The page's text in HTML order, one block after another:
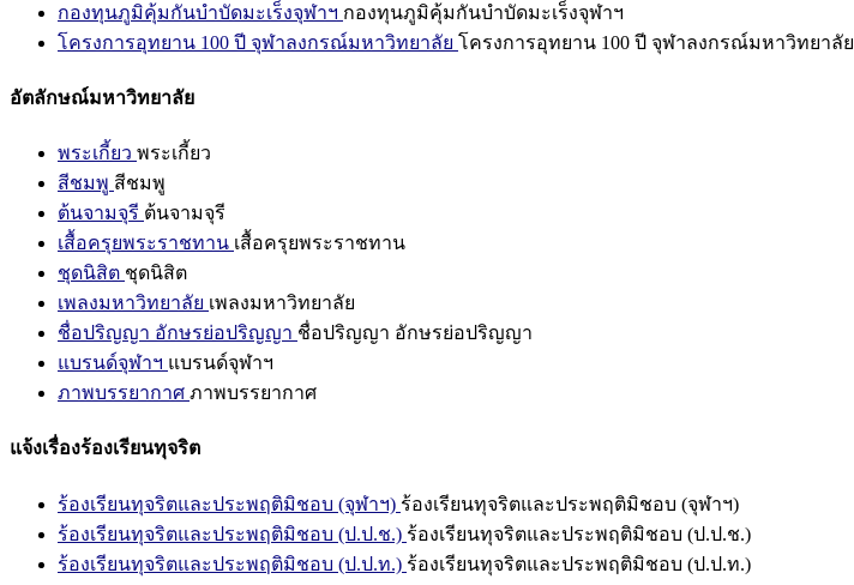
กองทุนภูมิคุ้มกันบำบัดมะเร็งจุฬาฯ กองทุนภูมิคุ้มกันบำบัดมะเร็งจุฬาฯ
โครงการอุทยาน 100 ปี จุฬาลงกรณ์มหาวิทยาลัย โครงการอุทยาน 100 ปี จุฬาลงกรณ์มหาวิทยาลัย
อัตลักษณ์มหาวิทยาลัย
พระเกี้ยว พระเกี้ยว
สีชมพู สีชมพู
ต้นจามจุรี ต้นจามจุรี
เสื้อครุยพระราชทาน เสื้อครุยพระราชทาน
ชุดนิสิต ชุดนิสิต
เพลงมหาวิทยาลัย เพลงมหาวิทยาลัย
ชื่อปริญญา อักษรย่อปริญญา ชื่อปริญญา อักษรย่อปริญญา
แบรนด์จุฬาฯ แบรนด์จุฬาฯ
ภาพบรรยากาศ ภาพบรรยากาศ
แจ้งเรื่องร้องเรียนทุจริต
ร้องเรียนทุจริตและประพฤติมิชอบ (จุฬาฯ) ร้องเรียนทุจริตและประพฤติมิชอบ (จุฬาฯ)
ร้องเรียนทุจริตและประพฤติมิชอบ (ป.ป.ช.) ร้องเรียนทุจริตและประพฤติมิชอบ (ป.ป.ช.)
ร้องเรียนทุจริตและประพฤติมิชอบ (ป.ป.ท.) ร้องเรียนทุจริตและประพฤติมิชอบ (ป.ป.ท.)